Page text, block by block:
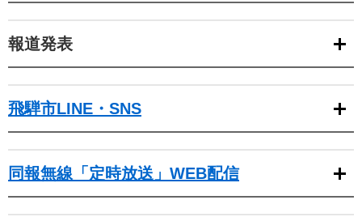
報道発表
飛騨市LINE・SNS
同報無線「定時放送」WEB配信